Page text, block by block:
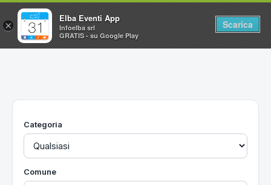
Home
Utilità
Categoria
Comune
×
Elba Eventi App
Infoelba srl
GRATIS - su Google Play
Scarica